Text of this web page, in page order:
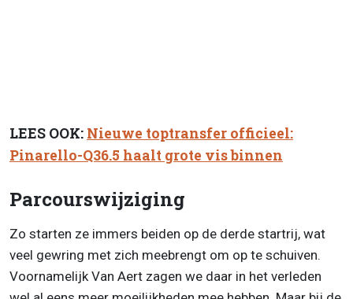
LEES OOK: Nieuwe toptransfer officieel:
Pinarello-Q36.5 haalt grote vis binnen
Parcourswijziging
Zo starten ze immers beiden op de derde startrij, wat
veel gewring met zich meebrengt om op te schuiven.
Voornamelijk Van Aert zagen we daar in het verleden